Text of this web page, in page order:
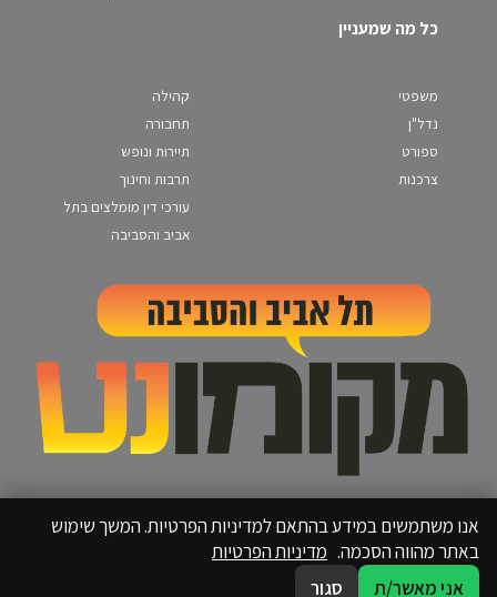
כל מה שמעניין
משפטי
נדל"ן
ספורט
צרכנות
קהילה
תחבורה
תיירות ונופש
תרבות וחינוך
עורכי דין מומלצים בתל
אביב והסביבה
אנו משתמשים במידע בהתאם למדיניות הפרטיות. המשך שימוש
באתר מהווה הסכמה. מדיניות הפרטיות
אני מאשר/ת
סגור